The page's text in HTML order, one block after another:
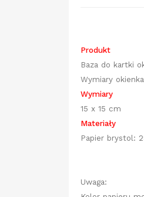
Produkt
Baza do kartki
Wymiary
Wymiary
15 x 15 cm
Materiały
Papier brystol:
Uwaga: